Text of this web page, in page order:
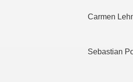
Carmen
Sebastian